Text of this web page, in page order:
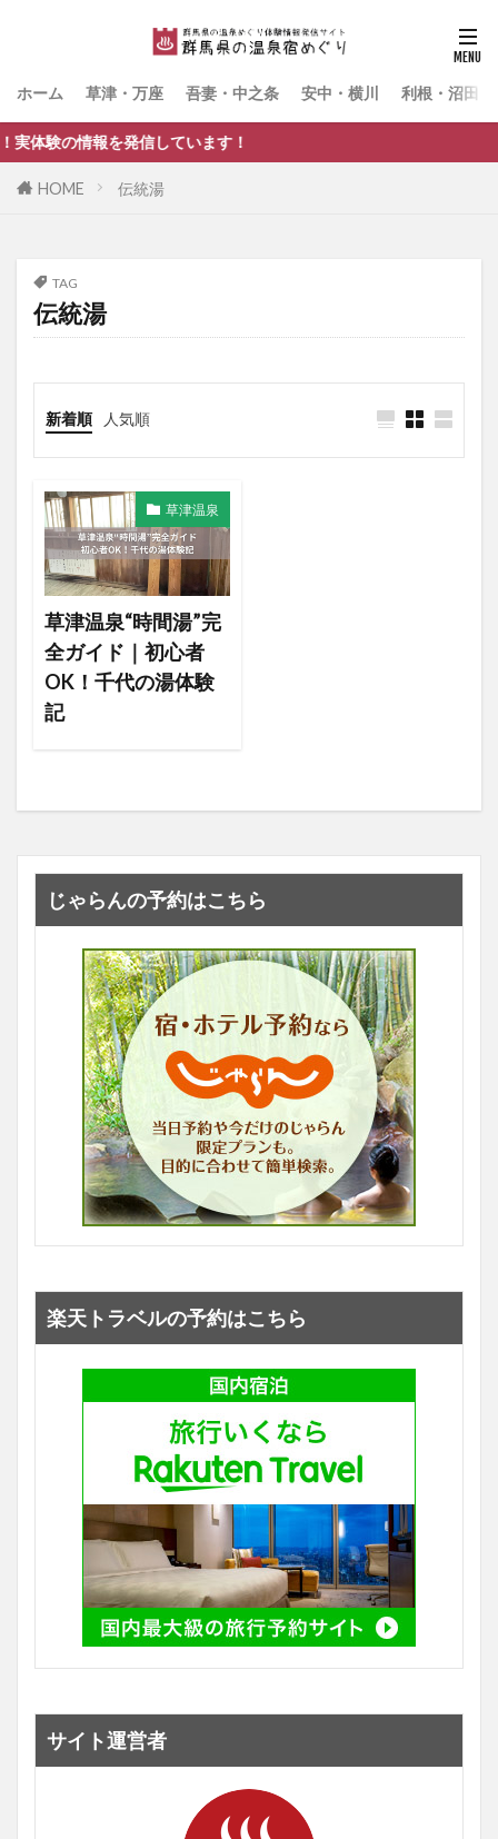
ホーム 草津・万座 吾妻・中之条 安中・横川 利根・沼田
を発信しています！
HOME 伝統湯
TAG
伝統湯
新着順 人気順
草津温泉
草津温泉“時間湯”完
全ガイド｜初心者
OK！千代の湯体験
記
じゃらんの予約はこちら
楽天トラベルの予約はこちら
サイト運営者